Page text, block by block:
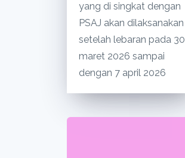
yang di singkat dengan
PSAJ akan dilaksanakan
setelah lebaran pada 30
maret 2026 sampai
dengan 7 april 2026